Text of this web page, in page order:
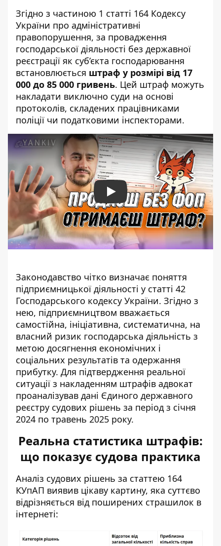
Згідно з частиною 1 статті 164 Кодексу
України про адміністративні
правопорушення, за провадження
господарської діяльності без державної
реєстрації як суб’єкта господарювання
встановлюється штраф у розмірі від 17
000 до 85 000 гривень. Цей штраф можуть
накладати виключно суди на основі
протоколів, складених працівниками
поліції чи податковими інспекторами.
Play
Законодавство чітко визначає поняття
підприємницької діяльності у статті 42
Господарського кодексу України. Згідно з
нею, підприємництвом вважається
самостійна, ініціативна, систематична, на
власний ризик господарська діяльність з
метою досягнення економічних і
соціальних результатів та одержання
прибутку. Для підтвердження реальної
ситуації з накладенням штрафів адвокат
проаналізував дані Єдиного державного
реєстру судових рішень за період з січня
2024 по травень 2025 року.
Реальна статистика штрафів:
що показує судова практика
Аналіз судових рішень за статтею 164
КУпАП виявив цікаву картину, яка суттєво
відрізняється від поширених страшилок в
інтернеті: